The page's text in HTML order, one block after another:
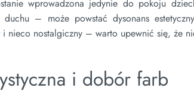
wprowadzona jedynie do pokoju
duchu – może powstać dysonans
i nieco nostalgiczny – warto upewnić się, że
i dobór farb